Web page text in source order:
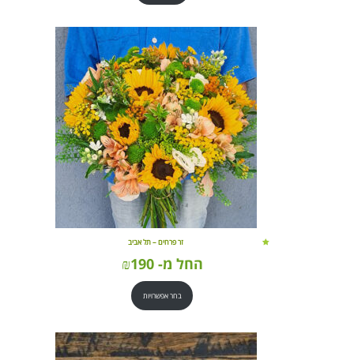
זר פרחים – תל אביב
החל מ- ₪190
בחר אפשרויות